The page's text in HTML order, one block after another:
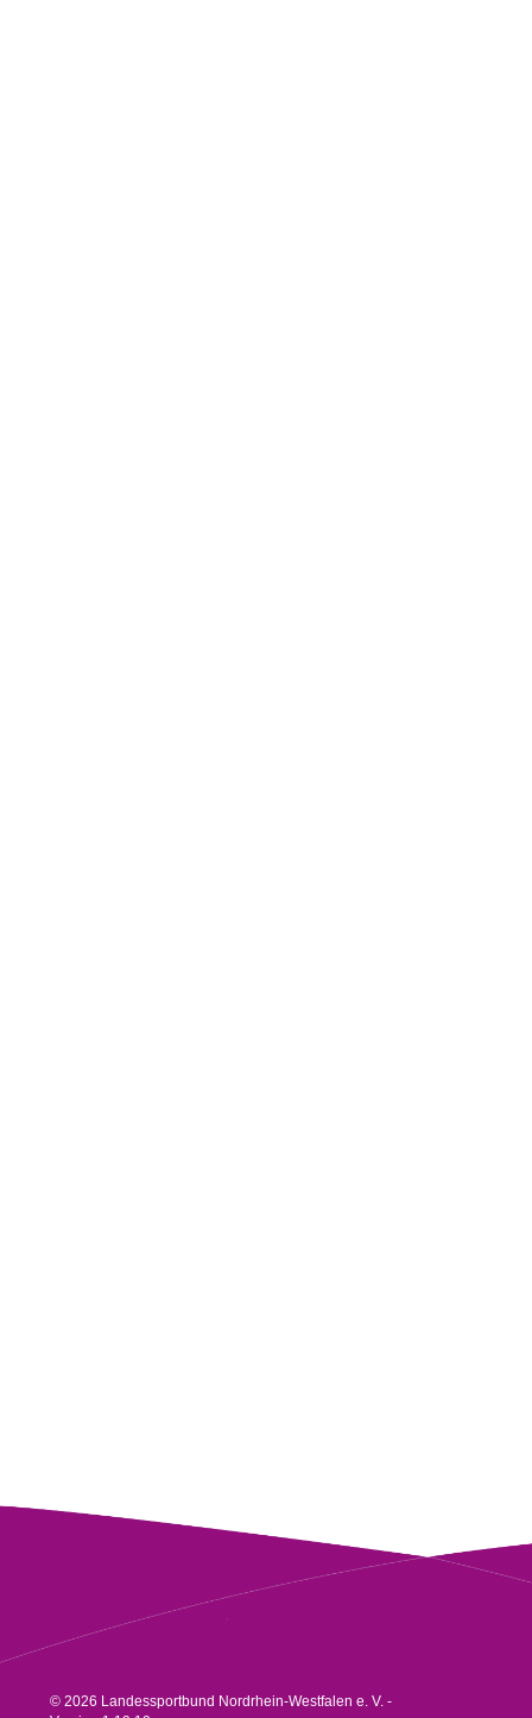
© 2026 Landessportbund Nordrhein-Westfalen e. V. -